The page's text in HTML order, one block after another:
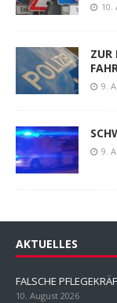
10.
ZUR
9.
9.
AKTUELLES
FALSCHE
10. August 2026